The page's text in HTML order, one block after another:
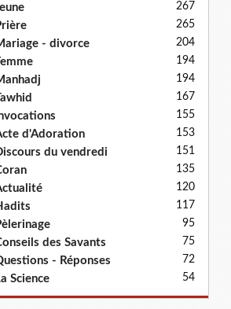
267
265
- divorce 204
194
194
167
155
d'Adoration 153
du vendredi 151
135
120
117
95
des Savants 75
- Réponses 72
Science 54